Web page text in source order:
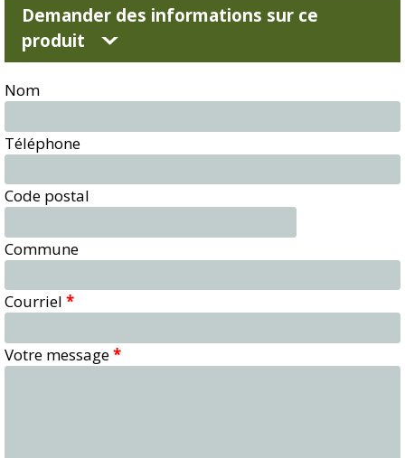
Demander des informations sur ce
produit
Nom
Téléphone
Code postal
Commune
Courriel *
Votre message*